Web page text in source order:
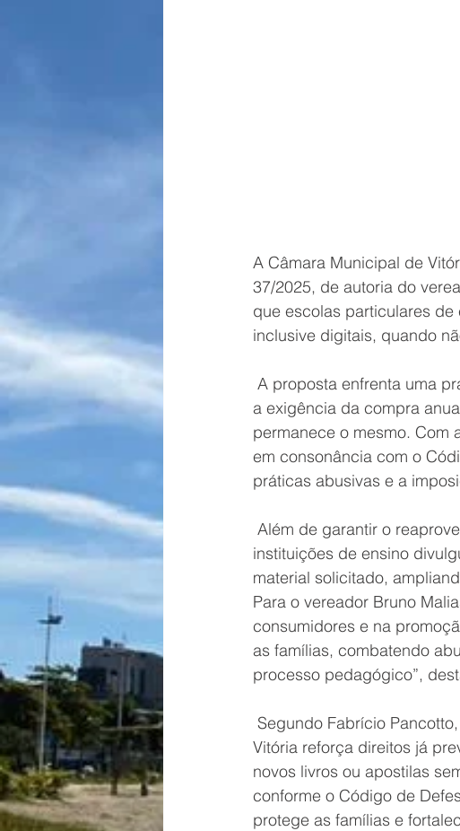
A Câmara Municipal de
37/2025, de autoria do
que escolas particulares
inclusive digitais, quando
A proposta enfrenta uma
a exigência da compra
permanece o mesmo. Com
em consonância com o
práticas abusivas e a
Além de garantir o
instituições de ensino
material solicitado,
Para o vereador Bruno
consumidores e na
as famílias, combatendo
processo pedagógico”,
Segundo Fabrício
Vitória reforça direitos já
novos livros ou apostilas
conforme o Código de
protege as famílias e